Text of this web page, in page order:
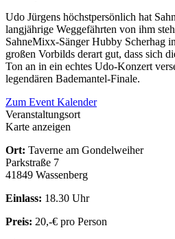
Udo Jürgens höchstpersönlich hat
langjährige Weggefährten von ihm
SahneMixx-Sänger Hubby Scherhag
großen Vorbilds derart gut, dass sich
Ton an in ein echtes Udo-Konzert
legendären Bademantel-Finale.
Zum Event Kalender
Veranstaltungsort
Karte anzeigen
Ort: Taverne am Gondelweiher
Parkstraße 7
41849 Wassenberg
Einlass: 18.30 Uhr
Preis: 20,-€ pro Person